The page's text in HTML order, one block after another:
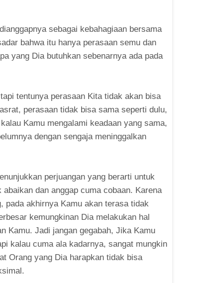
sebagai kebahagiaan bersama
bahwa itu hanya perasaan semu dan
yang Dia butuhkan sebenarnya ada pada
tentunya perasaan Kita tidak akan bisa
perasaan tidak bisa sama seperti dulu,
Kamu mengalami keadaan yang sama,
dengan sengaja meninggalkan
perjuangan yang berarti untuk
dan anggap cuma cobaan. Karena
pada akhirnya Kamu akan terasa tidak
kemungkinan Dia melakukan hal
Kamu. Jadi jangan gegabah, Jika Kamu
kalau cuma ala kadarnya, sangat mungkin
Orang yang Dia harapkan tidak bisa